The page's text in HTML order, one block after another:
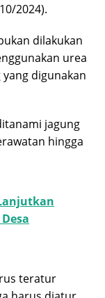
2024).
dilakukan
urea
digunakan
jagung
hingga
teratur